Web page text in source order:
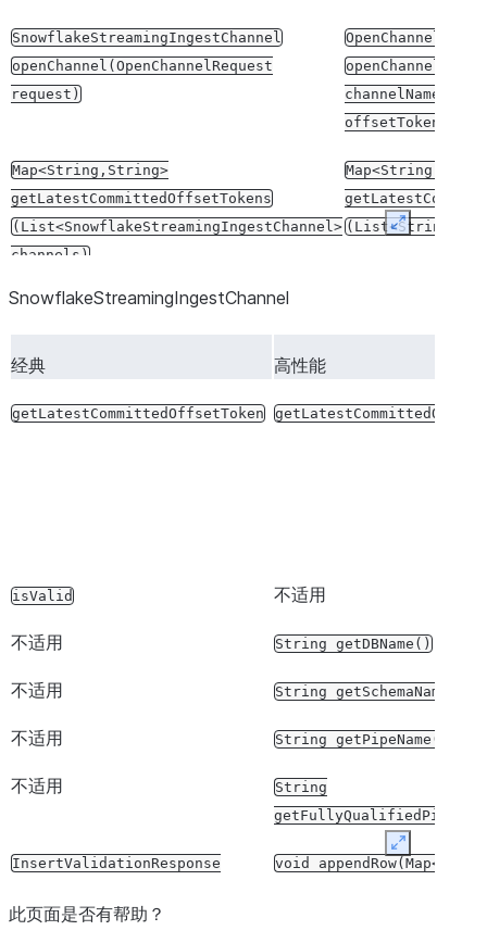
SnowflakeStreamingIngestChannel
openChannel(OpenChannelRequest
request)
channelName,
offsetToken)
Map<String,String>
getLatestCommittedOffsetTokens
(List<SnowflakeStreamingIngestChannel>
channels)
Map<String,
(List<String>
不适用
channelNames)
不适用
close(boolean
Expand
SnowflakeStreamingIngestChannel
经典 高性能
getLatestCommittedOffsetToken
isValid 不适用
不适用 String getDBName()
不适用 String getSchemaName()
不适用 String getPipeName()
不适用
String
InsertValidationResponse
row, String offsetToken)
void
Expand
此页面是否有帮助？